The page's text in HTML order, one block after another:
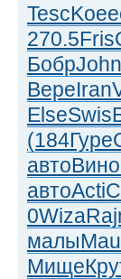
TescKoee
270.5Fris
БобрJohn
ВереIran
ElseSwis
(184Гуре
автоВино
автоActi
0Wiza
малы
Мище